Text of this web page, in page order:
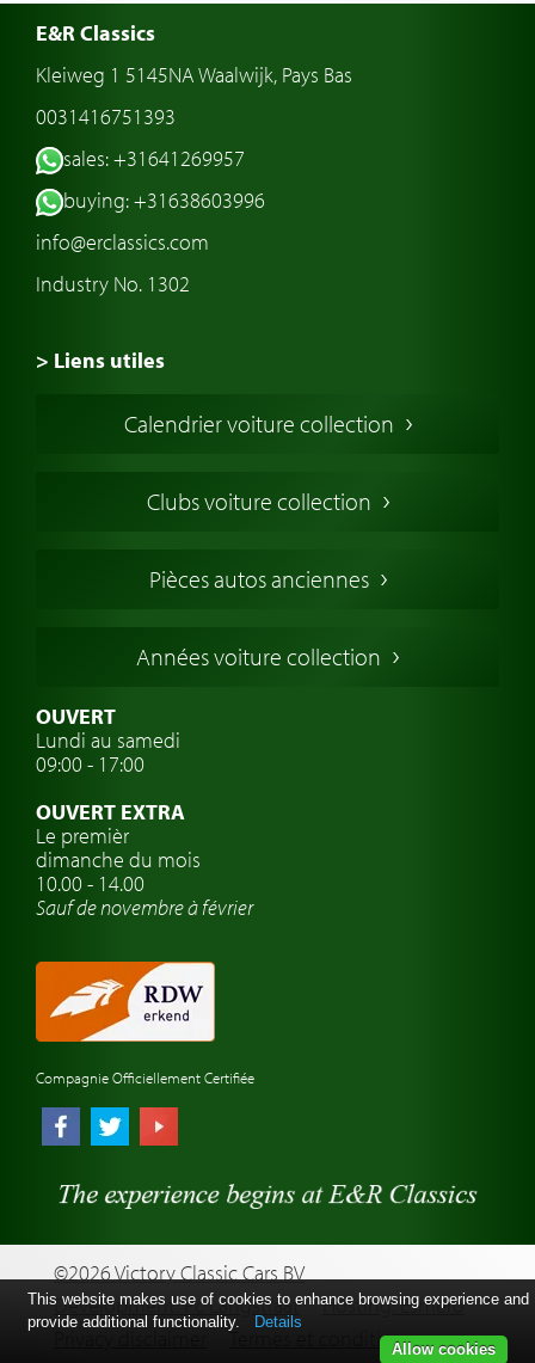
E&R Classics
Kleiweg 1 5145NA Waalwijk, Pays Bas
0031416751393
sales: +31641269957
buying: +31638603996
info@erclassics.com
Industry No. 1302
> Liens utiles
Voiture Collection Europe
Voitures Anglaises
Voitures Allemandes
Voitures Suédoises
Assurance voiture de collection
Clubs de voitures classiques
Atelier de voitures anciennes
Montres de marque de voiture
Calendrier voiture collection
Clubs voiture collection
Pièces autos anciennes
Années voiture collection
OUVERT
Lundi au samedi
09:00 - 17:00
OUVERT EXTRA
Le premièr
dimanche du mois
10.00 - 14.00
Sauf de novembre à février
Compagnie Officiellement Certifiée
©2026 Victory Classic Cars BV
Development: Pc Langstraat
Hosting: Esmero
Termes et conditions
This website makes use of cookies to enhance browsing experience and
provide additional functionality.
Details
Allow cookies